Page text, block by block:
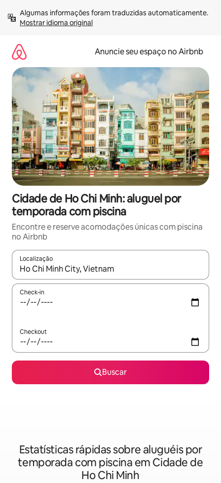
para
Mostrar idioma original
Anuncie seu espaço no Airbnb
Cidade de Ho Chi Minh: aluguel por
temporada com piscina
Encontre e reserve acomodações únicas com piscina
no Airbnb
Localização
Quando os resultados estiverem disponíveis, explore-os
Check-in
Checkout
Buscar
Estatísticas rápidas sobre aluguéis por
temporada com piscina em Cidade de
Ho Chi Minh